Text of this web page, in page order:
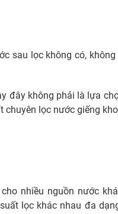
sau lọc không có,
đây không phải là lựa
chuyên lọc nước giếng
nhiều nguồn nước
lọc khác nhau đa